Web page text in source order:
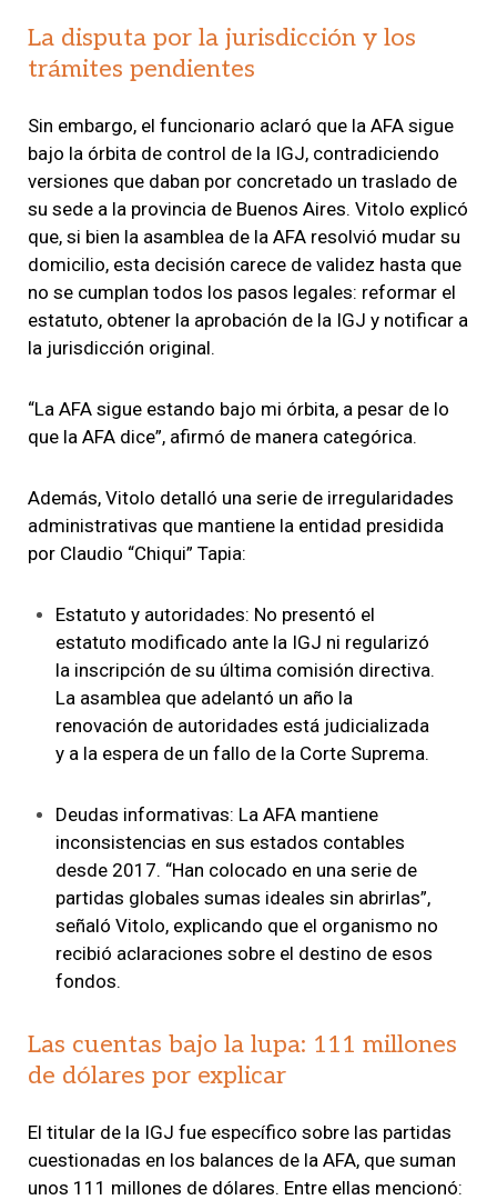
La disputa por la jurisdicción y los
trámites pendientes
Sin embargo, el funcionario aclaró que la AFA sigue
bajo la órbita de control de la IGJ, contradiciendo
versiones que daban por concretado un traslado de
su sede a la provincia de Buenos Aires. Vitolo explicó
que, si bien la asamblea de la AFA resolvió mudar su
domicilio, esta decisión carece de validez hasta que
no se cumplan todos los pasos legales: reformar el
estatuto, obtener la aprobación de la IGJ y notificar a
la jurisdicción original.
“La AFA sigue estando bajo mi órbita, a pesar de lo
que la AFA dice”, afirmó de manera categórica.
Además, Vitolo detalló una serie de irregularidades
administrativas que mantiene la entidad presidida
por Claudio “Chiqui” Tapia:
Estatuto y autoridades: No presentó el
estatuto modificado ante la IGJ ni regularizó
la inscripción de su última comisión directiva.
La asamblea que adelantó un año la
renovación de autoridades está judicializada
y a la espera de un fallo de la Corte Suprema.
Deudas informativas: La AFA mantiene
inconsistencias en sus estados contables
desde 2017. “Han colocado en una serie de
partidas globales sumas ideales sin abrirlas”,
señaló Vitolo, explicando que el organismo no
recibió aclaraciones sobre el destino de esos
fondos.
Las cuentas bajo la lupa: 111 millones
de dólares por explicar
El titular de la IGJ fue específico sobre las partidas
cuestionadas en los balances de la AFA, que suman
unos 111 millones de dólares. Entre ellas mencionó: